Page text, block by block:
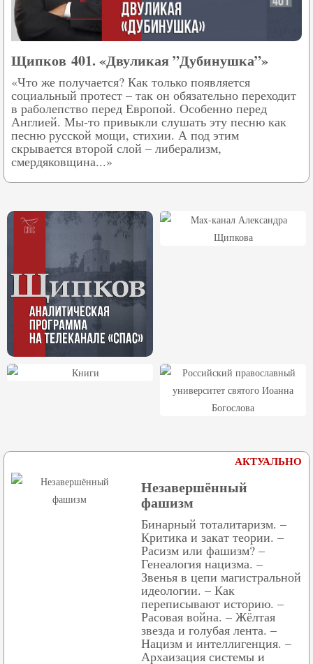
Щипков 401. «Двуликая ”Дубинушка”»
«Что же получается? Как только появляется
социальный протест – так он обязательно переходит
в раболепство перед Европой. Особенно перед
Англией. Мы-то привыкли слушать эту песню как
песню русской мощи, стихии. А под этим
скрывается второй слой – либерализм,
смердяковщина...»
Незавершённый
фашизм
Бинарный тоталитаризм. –
Критика и закат теории. –
Расизм или фашизм? –
Генеалогия нацизма. –
Звенья в цепи магистральной
идеологии. – Как
переписывают историю. –
Расовая война. – Жёлтая
звезда и голубая лента. –
Нацизм и интеллигенция. –
Архаизация системы и
АКТУАЛЬНО